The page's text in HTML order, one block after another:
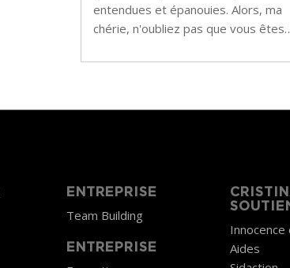
entendues et épanouies. Alors, ma
chérie, n'oubliez pas que vous
ENTREPRISE
Team Building
ENTREPRISE
Innocence
Aides